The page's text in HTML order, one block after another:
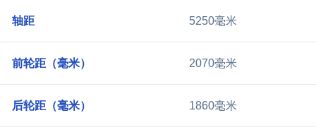
轴距 5250毫米
前轮距（毫米） 2070毫米
后轮距（毫米） 1860毫米